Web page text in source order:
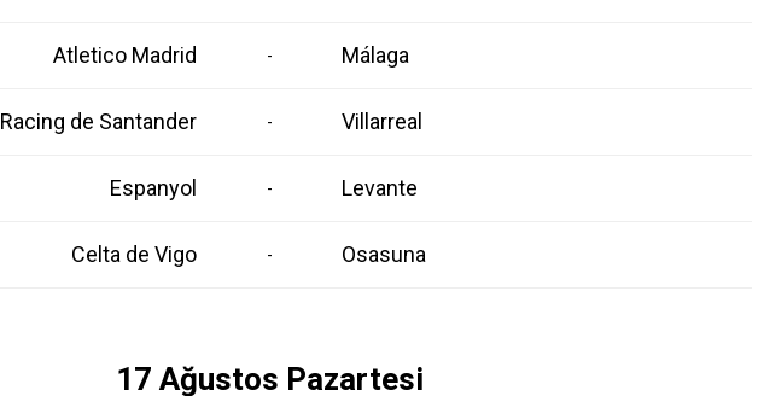
Atletico Madrid - Málaga
Racing de Santander - Villarreal
Espanyol - Levante
Celta de Vigo - Osasuna
17 Ağustos Pazartesi